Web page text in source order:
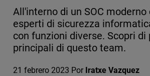
All'interno di un SOC moderno
esperti di sicurezza
con funzioni diverse. Scopri di
principali di questo team.
21 febrero 2023 Por Iratxe Vazquez